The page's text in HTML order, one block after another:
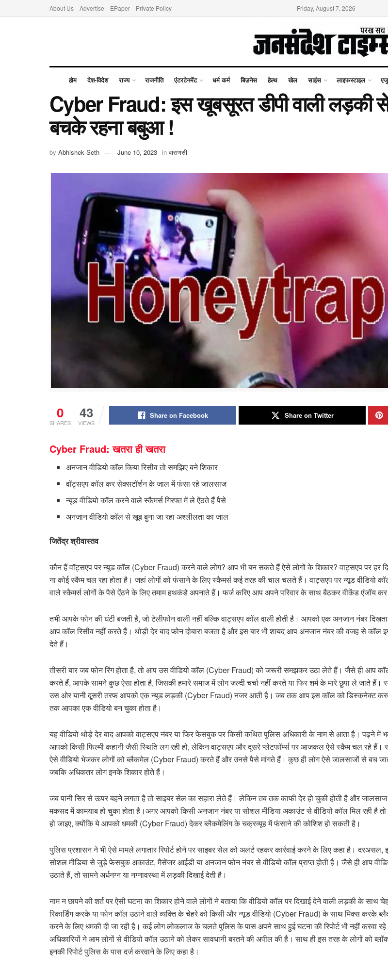
About Us Advertise EPaper Private Policy Friday, August 7, 2026
होम देश-विदेश राज्य राजनीति एंटरटेनमेंट धर्म कर्म बिज़नेस हेल्थ खेल साइंस लाइफस्टाइल
Cyber Fraud: इस खूबसूरत डीपी वाली लड़की
बचके रहना बबुआ !
by Abhishek Seth June 10, 2023 in वाराणसी
0
SHARES
43
VIEWS
Share on Facebook Share on Twitter
Cyber Fraud: खतरा ही खतरा
अनजान वीडियो कॉल किया रिसीव तो समझिए बने शिकार
वॉट्सएप कॉल कर सेक्सटॉर्शन के जाल में फंसा रहे जालसाज
न्यूड वीडियो कॉल करने वाले स्कैमर्स गिरफ्त में ले ऐंठते हैं पैसे
अनजान वीडियो कॉल से खूब बुना जा रहा अश्लीलता का जाल
जितेंद्र श्रीवास्तव
कौन हैं वॉट्सएप पर न्यूड कॉल (Cyber Fraud) करने वाले लोग? आप भी बन सकते हैं ऐसे लोगों के शिकार? वाट्सएप पर हर
ना कोई स्कैम चल रहा होता है। जहां लोगों को फंसाने के लिए स्कैमर्स कई तरह की चाल चलते हैं। वाट्सएप पर न्यूड वीडियो
वाले स्कैमर्स लोगों के पैसे ऐंठने के लिए तमाम हथकंडे अपनाते हैं। फर्ज करिए आप अपने परिवार के साथ बैठकर वीकेंड एंजॉय कर
तभी आपके फोन की घंटी बजती है, जो टेलीफोन वाली नहीं बल्कि वाट्सएप कॉल वाली होती है। आपको एक अनजान नंबर
आप कॉल रिसीव नहीं करते हैं। थोड़ी देर बाद फोन दोबारा बजता है और इस बार भी शायद आप अनजान नंबर की वजह से कॉल
देते हैं।
तीसरी बार जब फोन रिंग होता है, तो आप उस वीडियो कॉल (Cyber Fraud) को जरूरी समझकर उठा लेते हैं। जैसे ही आप
करते हैं, आपके सामने कुछ ऐसा होता है, जिसकी हमारे समाज में लोग जल्दी चर्चा नहीं करते या फिर शर्म के मारे छुपा ले जाते हैं।
उस ओर यानी दूसरी तरफ आपको एक न्यूड लड़की (Cyber Fraud) नजर आती है। जब तक आप इस कॉल को डिस्कनेक्ट
तक आपका एक वीडियो बन चुका होता है।
यह वीडियो थोड़े देर बाद आपको वाट्सएप नंबर या फिर फेसबुक पर किसी कथित पुलिस अधिकारी के नाम से आता है। पढ़ने में
आपको किसी फिल्मी कहानी जैसी स्थिति लग रही हो, लेकिन वाट्सएप और दूसरे प्लेटफॉर्म्स पर आजकल ऐसे स्कैम चल रहे हैं।
ऐसे वीडियो भेजकर लोगों को ब्लैकमेल (Cyber Fraud) करते हैं और उनसे पैसे मांगते हैं। कुछ ही लोग ऐसे जालसाजों से बच
जबकि अधिकतर लोग इनके शिकार होते हैं।
जब पानी सिर से ऊपर बहने लगता है तो साइबर सेल का सहारा लेते हैं। लेकिन तब तक काफी देर हो चुकी होती है और
मकसद में कामयाब हो चुका होता है।अगर आपको किसी अनजान नंबर या सोशल मीडिया अकाउंट से वीडियो कॉल मिल रही है तो
हो जाइए, क्योंकि ये आपको धमकी (Cyber Fraud) देकर ब्लैकमेलिंग के चक्रव्यूह में फंसाने की कोशिश हो सकती है।
पुलिस प्रशासन ने भी ऐसे मामले लगातार रिपोर्ट होने पर साइबर सेल को अलर्ट रहकर कार्रवाई करने के लिए कहा है। दरअसल,
सोशल मीडिया से जुड़े फेसबुक अकाउंट, मैसेंजर आईडी या अनजान फोन नंबर से वीडियो कॉल प्राप्त होती है। जैसे ही आप
उठाते हैं, तो सामने अर्धनग्न या नग्नावस्था में लड़की दिखाई देती है।
नाम न छापने की शर्त पर ऐसी घटना का शिकार होने वाले लोगों ने बताया कि वीडियो कॉल पर दिखाई देने वाली लड़की के साथ
रिकार्डिंग करके या फोन कॉल उठाने वाले व्यक्ति के चेहरे को किसी और न्यूड वीडियो (Cyber Fraud) के साथ मिक्स करके
करने के लिए धमकी दी जा रही है। कई लोग लोकलाज के चलते पुलिस के पास अपने साथ हुई घटना की रिपोर्ट भी नहीं करवा
अधिकारियों ने आम लोगों से वीडियो कॉल उठाने को लेकर सावधानी बरतने की अपील की है। साथ ही इस तरह के लोगों को
इनकी रिपोर्ट पुलिस के पास दर्ज करवाने के लिए कहा है।